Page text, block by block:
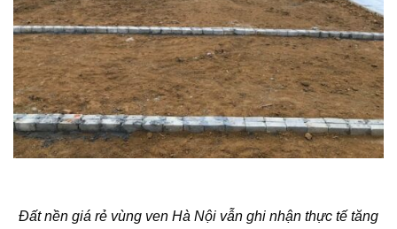
Đất nền giá rẻ vùng ven Hà Nội vẫn ghi nhận thực tế tăng